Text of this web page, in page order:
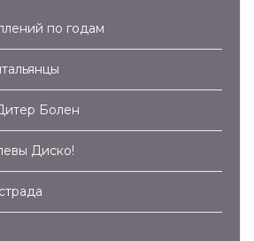
по годам
Болен
Диско!